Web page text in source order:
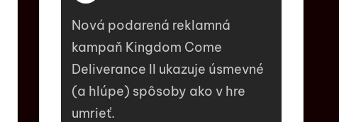
Nová podarená reklamná
kampaň Kingdom Come
Deliverance II ukazuje úsmevné
(a hlúpe) spôsoby ako v hre
umrieť.